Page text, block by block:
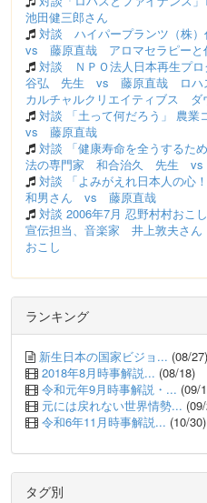
池田健三郎さん
対談 ハイパープランツ（株
vs 藤原直哉 アロマセラピーと
対談 ＮＰＯ法人日本再生プ
谷弘 先生 vs 藤原直哉 ロハス
カルチャルクリエイティブス ダ
対談 「土って何だろう」 農
vs 藤原直哉
対談 「健康寿命を全うするた
法の専門家 和合治久 先生
対談 「よみがえれ日本人の心
和男さん vs 藤原直哉
対談 2006年7月 忍野村村おこ
宣伝担当、音楽家 井上敦夫さ
おこし
ランキング
新生日本の国家ビジョ... (08/27)
2018年8月時事解説... (08/18)
令和元年9月時事解説・... (09/
元には戻れない世界情勢...
令和6年11月時事解説... (10/30)
タグ別